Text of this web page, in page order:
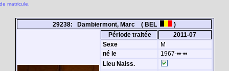
matricule.
29238: Dambiermont, Marc ( BEL
)
Période traitée
2011-07
Sexe
M
né le
1967-••-••
Lieu Naiss.